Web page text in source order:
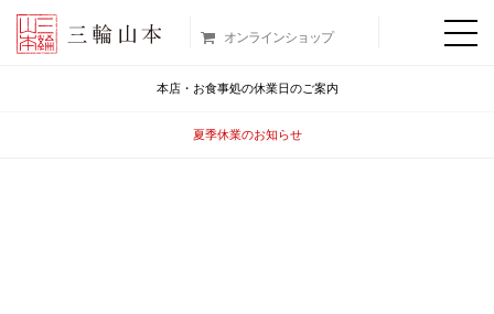
オンラインショップ
本店・お食事処の休業日のご案内
夏季休業のお知らせ